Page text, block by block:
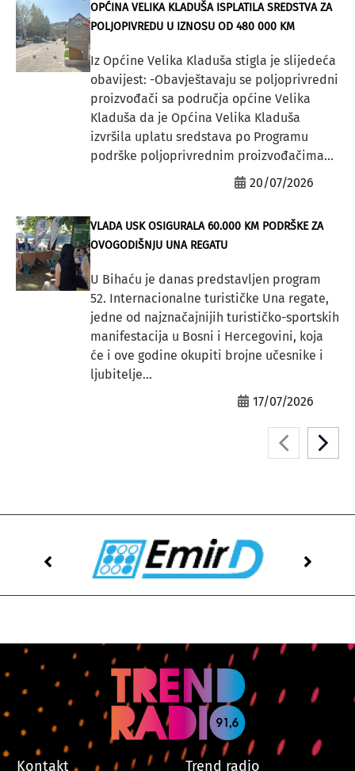
OPĆINA VELIKA KLADUŠA ISPLATILA SREDSTVA ZA
POLJOPIVREDU U IZNOSU OD 480 000 KM
Iz Općine Velika Kladuša stigla je slijedeća
obavijest: -Obavještavaju se poljoprivredni
proizvođači sa područja općine Velika
Kladuša da je Općina Velika Kladuša
izvršila uplatu sredstava po Programu
podrške poljoprivrednim proizvođačima...
20/07/2026
VLADA USK OSIGURALA 60.000 KM PODRŠKE ZA
OVOGODIŠNJU UNA REGATU
U Bihaću je danas predstavljen program
52. Internacionalne turističke Una regate,
jedne od najznačajnijih turističko-sportskih
manifestacija u Bosni i Hercegovini, koja
će i ove godine okupiti brojne učesnike i
ljubitelje...
17/07/2026
Kontakt Trend radio